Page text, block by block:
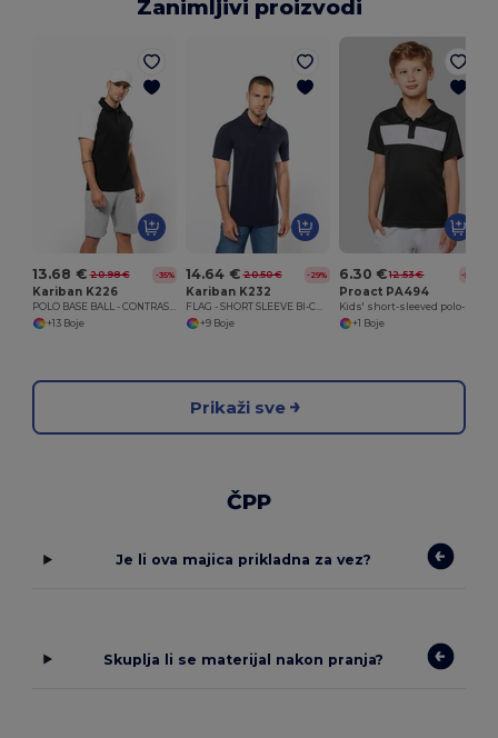
Zanimljivi proizvodi
13.68 € 20.98 € -35%
Kariban K226
POLO BASE BALL - CONTRAST POLO SHIRT
+13 Boje
14.64 € 20.50 € -29%
Kariban K232
FLAG - SHORT SLEEVE BI-COLOUR POLO SHIRT
+9 Boje
6.30 € 12.53 € -50%
Proact PA494
+1 Boje
Prikaži sve
ČPP
Je li ova majica prikladna za vez?
Skuplja li se materijal nakon pranja?